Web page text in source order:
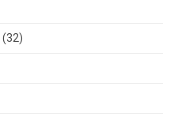
(32)